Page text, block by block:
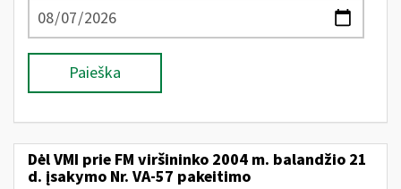
Paieška
Dėl VMI prie FM viršininko 2004 m. balandžio 21
d. įsakymo Nr. VA-57 pakeitimo